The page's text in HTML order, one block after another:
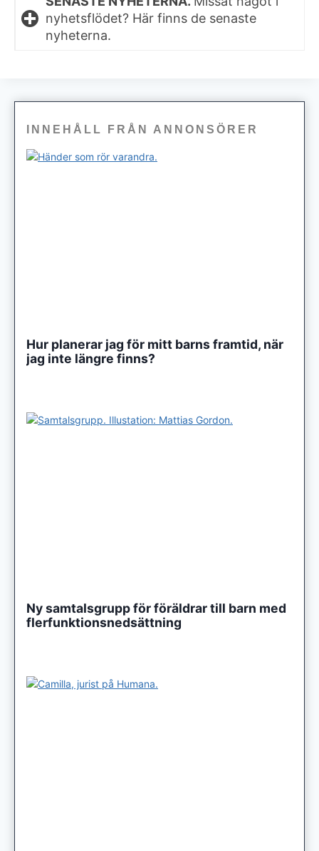
nyhetsflödet? Här finns de senaste
nyheterna.
INNEHÅLL FRÅN ANNONSÖRER
Hur planerar jag för mitt barns framtid, när
jag inte längre finns?
Ny samtalsgrupp för föräldrar till barn med
flerfunktionsnedsättning